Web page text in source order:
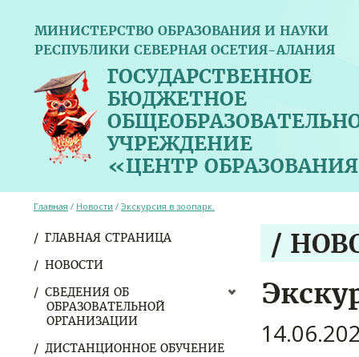
МИНИСТЕРСТВО ОБРАЗОВАНИЯ И НАУКИ
РЕСПУБЛИКИ СЕВЕРНАЯ ОСЕТИЯ-АЛАНИЯ
ГОСУДАРСТВЕННОЕ
БЮДЖЕТНОЕ
УЧРЕЖДЕНИЕ
«ЦЕНТР
ГЛАВНАЯ СТРАНИЦА
НОВОСТИ
СВЕДЕНИЯ ОБ
ОБРАЗОВАТЕЛЬНОЙ
ОРГАНИЗАЦИИ
ДИСТАНЦИОННОЕ ОБУЧЕНИЕ
Главная / Новости / Экскурсия в зоопарк.
/